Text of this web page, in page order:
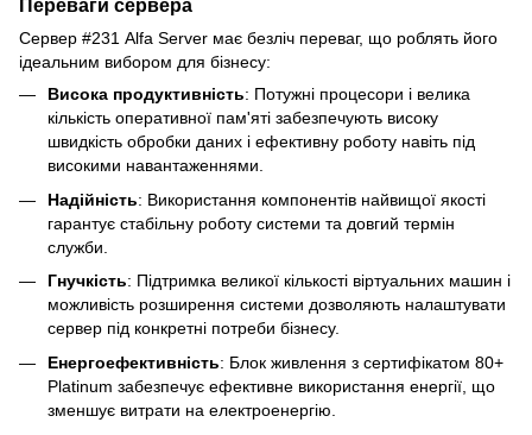
Переваги сервера
Сервер #231 Alfa Server має безліч переваг, що роблять його
ідеальним вибором для бізнесу:
Висока продуктивність: Потужні процесори і велика
кількість оперативної пам'яті забезпечують високу
швидкість обробки даних і ефективну роботу навіть під
високими навантаженнями.
Надійність: Використання компонентів найвищої якості
гарантує стабільну роботу системи та довгий термін
служби.
Гнучкість: Підтримка великої кількості віртуальних машин і
можливість розширення системи дозволяють налаштувати
сервер під конкретні потреби бізнесу.
Енергоефективність: Блок живлення з сертифікатом 80+
Platinum забезпечує ефективне використання енергії, що
зменшує витрати на електроенергію.